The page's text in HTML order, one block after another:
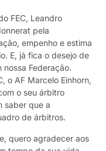
FEC, Leandro
pela
empenho e estima
E, já fica o desejo de
Federação.
o AF Marcelo Einhorn,
o seu árbitro
saber que a
de árbitros.
quero agradecer aos